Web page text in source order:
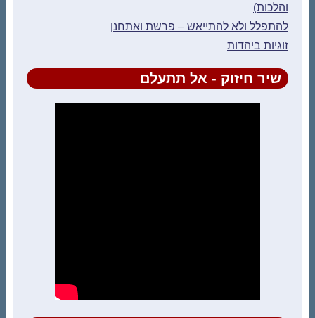
והלכות)
להתפלל ולא להתייאש – פרשת ואתחנן
זוגיות ביהדות
שיר חיזוק - אל תתעלם